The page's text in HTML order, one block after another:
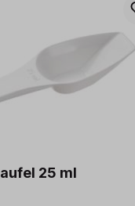
25 ml